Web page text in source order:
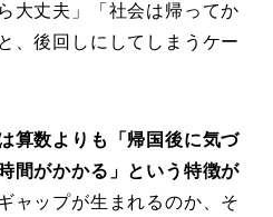
大丈夫」「社会は帰ってか
、後回しにしてしまうケー
算数よりも「帰国後に気づ
間がかかる」という特徴が
ャップが生まれるのか、そ